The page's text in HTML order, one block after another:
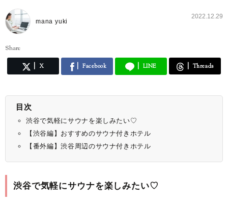
mana yuki
2022.12.29
Share
X Facebook LINE Threads
目次
渋谷で気軽にサウナを楽しみたい♡
【渋谷編】おすすめのサウナ付きホテル
【番外編】渋谷周辺のサウナ付きホテル
渋谷で気軽にサウナを楽しみたい♡